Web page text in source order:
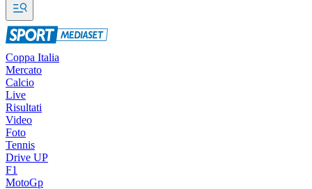
Coppa Italia
Mercato
Calcio
Live
Risultati
Video
Foto
Tennis
Drive UP
F1
MotoGp